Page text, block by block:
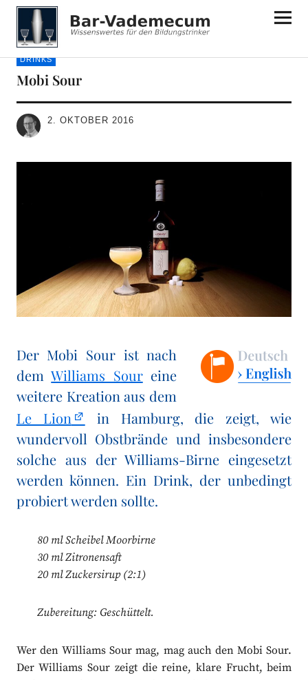
Bar-Vademecum
DRINKS
Mobi Sour
2. OKTOBER 2016
Der Mobi Sour ist nach
demWilliams Soureine
weitere Kreation aus dem
Le Lion
in Hamburg, die zeigt, wie
wundervoll Obstbrände und insbesondere
solche aus der Williams-Birne eingesetzt
werden können. Ein Drink, der unbedingt
probiert werden sollte.
80 ml Scheibel Moorbirne
30 ml Zitronensaft
20 ml Zuckersirup (2:1)
Zubereitung: Geschüttelt.
Wer den Williams Sour mag, mag auch den Mobi Sour.
Der Williams Sour zeigt die reine, klare Frucht, beim